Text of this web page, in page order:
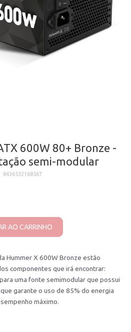
600W 80+ Bronze -
semi-modular
8436532168567
AO CARRINHO
Hummer X 600W Bronze estão
componentes que irá encontrar:
uma fonte semimodular que possui
garante o uso de 85% do energia
máximo.